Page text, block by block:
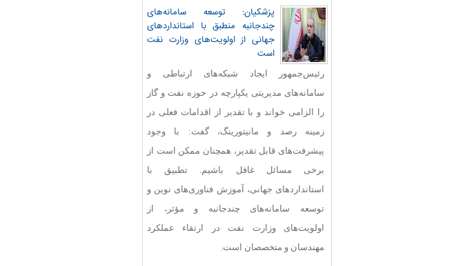
پزشکیان: توسعه سامانه‌های
چندجانبه منطبق با استانداردهای
جهانی از اولویت‌های وزارت نفت
است
رئیس‌جمهور ایجاد شبکه‌های ارتباطی و
سامانه‌های مدیریتی یکپارچه در حوزه نفت و گاز
را الزامی خواند و با تقدیر از اقدامات فعلی در
زمینه رصد و مانیتورینگ، گفت: با وجود
پیشرفت‌های قابل‌ تقدیر، همچنان ممکن است از
برخی مسائل غافل باشیم. تطبیق با
استانداردهای جهانی، آموزش فناوری‌های نوین و
توسعه سامانه‌های چندجانبه و مؤثر، از
اولویت‌های وزارت نفت در ارتقاء عملکرد
مهندسان و متخصصان است.